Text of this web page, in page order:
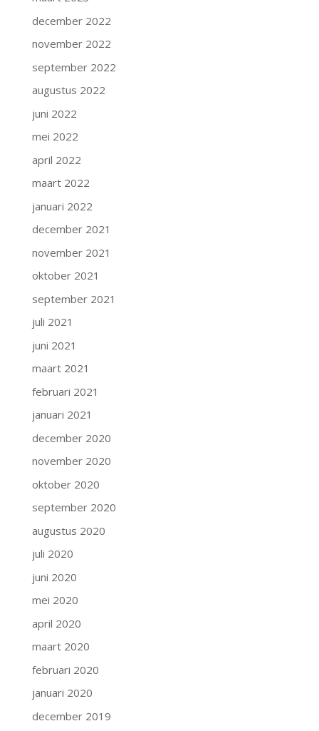
december 2022
november 2022
september 2022
augustus 2022
juni 2022
mei 2022
april 2022
maart 2022
januari 2022
december 2021
november 2021
oktober 2021
september 2021
juli 2021
juni 2021
maart 2021
februari 2021
januari 2021
december 2020
november 2020
oktober 2020
september 2020
augustus 2020
juli 2020
juni 2020
mei 2020
april 2020
maart 2020
februari 2020
januari 2020
december 2019